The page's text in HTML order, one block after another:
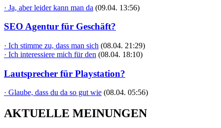
· Ja, aber leider kann man da (09.04. 13:56)
SEO Agentur für Geschäft?
· Ich stimme zu, dass man sich (08.04. 21:29)
· Ich interessiere mich für den (08.04. 18:10)
Lautsprecher für Playstation?
· Glaube, dass du da so gut wie (08.04. 05:56)
AKTUELLE MEINUNGEN